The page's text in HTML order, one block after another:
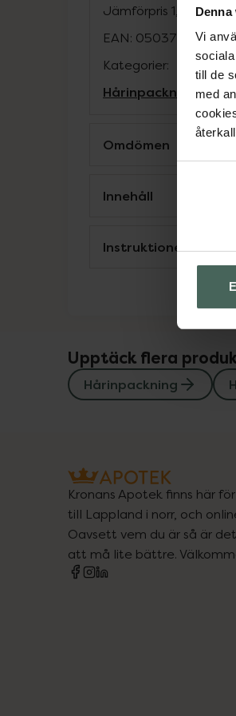
Vi
till de
med
Jämförpris 1,56 kr/ml
EAN:
Kategorier:
Hårinpackning
Omdömen
Innehåll
Instruktioner
Upptäck flera
Hårinpackning
Kronans Apotek finns här
till Lappland i norr, och
Oavsett vem du är så är
att må lite bättre.